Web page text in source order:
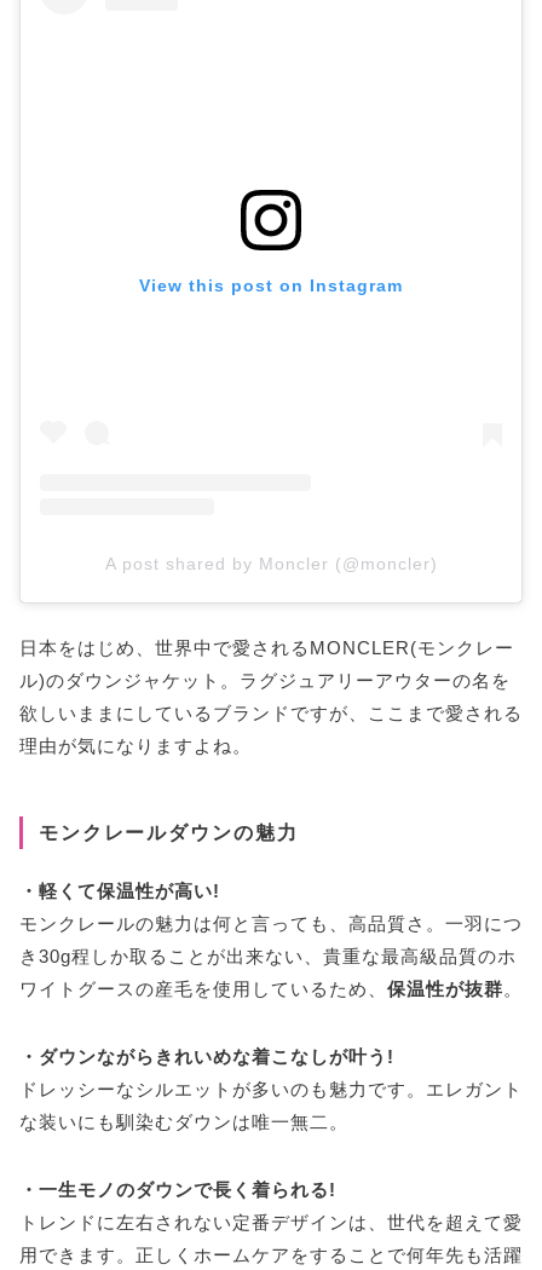
View this post on Instagram
A post shared by Moncler (@moncler)
日本をはじめ、世界中で愛されるMONCLER(モンクレー
ル)のダウンジャケット。ラグジュアリーアウターの名を
欲しいままにしているブランドですが、ここまで愛される
理由が気になりますよね。
モンクレールダウンの魅力
・軽くて保温性が高い!
モンクレールの魅力は何と言っても、高品質さ。一羽につ
き30g程しか取ることが出来ない、貴重な最高級品質のホ
ワイトグースの産毛を使用しているため、 保温性が抜群。
・ダウンながらきれいめな着こなしが叶う!
ドレッシーなシルエットが多いのも魅力です。エレガント
な装いにも馴染むダウンは唯一無二。
・一生モノのダウンで長く着られる!
トレンドに左右されない定番デザインは、世代を超えて愛
用できます。正しくホームケアをすることで何年先も活躍